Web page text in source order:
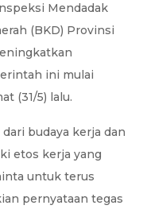
Mendadak
(BKD) Provinsi
ini mulai
(31/5) lalu.
budaya kerja dan
etos kerja yang
untuk terus
pernyataan tegas